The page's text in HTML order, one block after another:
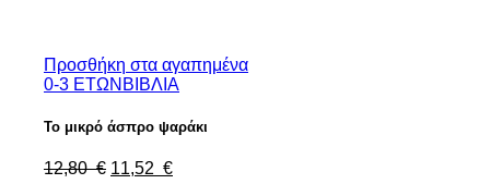
Προσθήκη στα αγαπημένα
0-3 ΕΤΩΝ ΒΙΒΛΙΑ
Το μικρό άσπρο ψαράκι
12,80 € Original
11,52 €Η